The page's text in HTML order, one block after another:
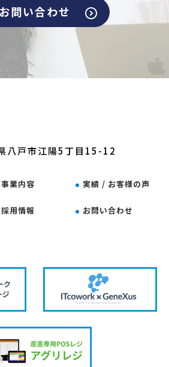
お問い合わせ
八戸市江陽5丁目15-12
事業内容 実績 / お客様の声
採用情報 お問い合わせ